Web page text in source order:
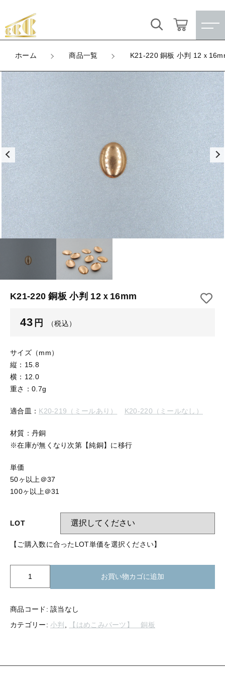
ホーム 商品一覧 K21-220 銅板 小判 12ｘ
K21-220 銅板 小判 12ｘ16mm
43 円 （税込）
サイズ（mm）
縦：15.8
横：12.0
重さ：0.7g
適合皿： K20-219（ミールあり） K20-220（ミールなし）
材質：丹銅
※在庫が無くなり次第【純銅】に移行
単価
50ヶ以上＠37
100ヶ以上＠31
LOT
【ご購入数に合ったLOT単価を選択ください】
板
判
お買い物カゴに追加
商品コード:該当なし
カテゴリー:小判 , 【はめこみパーツ】 銅板
カートに商品を追加しました
数量
（税込）
ショッピングを続ける
カートを確認する
お気に入り
すべての商品
★訳ありアウトレット★
【メッキ付】 製品
【メッキ付】 ブローチ台
【はめこみパーツ】 銅板
【はめこみパーツ】 アルミ板
【はめこみパーツ】 アミ
【表金具】 皿・ミール皿
【表金具】 浅皿
【表金具】 透かしパーツ
【表金具】 平板
【表金具】 プレート
【留め金具】 ブローチピン
【留め金具】 丸カン・小判カン
【留め金具】 イヤリング
【留め金具】 クリップ・差込
【留め金具】 マスク用クリップ
【留め金具】 ネクタイピン
【留め金具】 タイタック
【留め金具】 ループタイ金具
すべて
★訳ありアウトレット★
【メッキ付】 製品
【メッキ付】 ブローチ台
【はめこみパーツ】 銅板
【はめこみパーツ】 アルミ板
【はめこみパーツ】 アミ
【表金具】 皿・ミール皿
【表金具】 浅皿
【表金具】 押皿・挽物
【留め金具】 指輪
【留め金具】 イヤリング
【留め金具】 ネクタイピン
こだわり検索
親カテゴリ
子カテゴリ
価格帯
～
在庫あり セール